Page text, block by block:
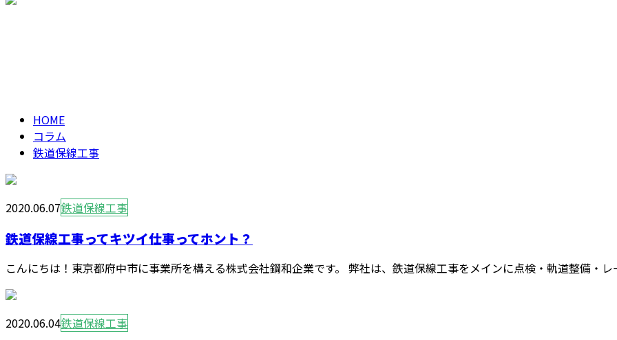
HOME
コラム
鉄道保線工事
2020.06.07鉄道保線工事
鉄道保線工事ってキツイ仕事ってホント？
こんにちは！東京都府中市に事業所を構える株式会社鋼和企業です。 弊社は、鉄道保線工事をメインに点検・軌道整備・
2020.06.04鉄道保線工事